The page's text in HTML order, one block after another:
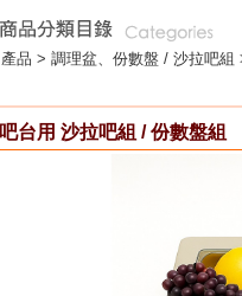
產品 > 調理盆、份數盤 / 沙拉吧組
吧台用 沙拉吧組 / 份數盤組